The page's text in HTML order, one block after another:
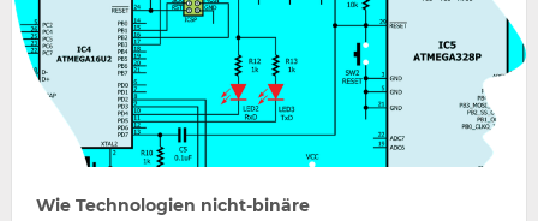
Wie Technologien nicht-binäre